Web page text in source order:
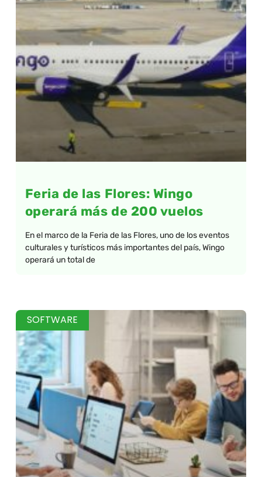
Feria de las Flores: Wingo
operará más de 200 vuelos
En el marco de la Feria de las Flores, uno de los eventos
culturales y turísticos más importantes del país, Wingo
operará un total de
SOFTWARE